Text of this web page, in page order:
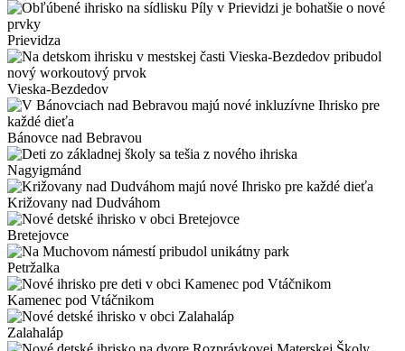
Prievidza
Vieska-Bezdedov
Bánovce nad Bebravou
Nagyigmánd
Križovany nad Dudváhom
Bretejovce
Petržalka
Kamenec pod Vtáčnikom
Zalahaláp